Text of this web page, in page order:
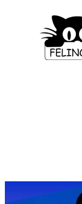
contenido